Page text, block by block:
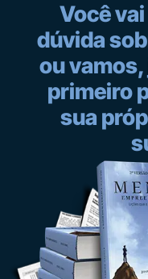
Você
dúvida
ou
primeiro
sua